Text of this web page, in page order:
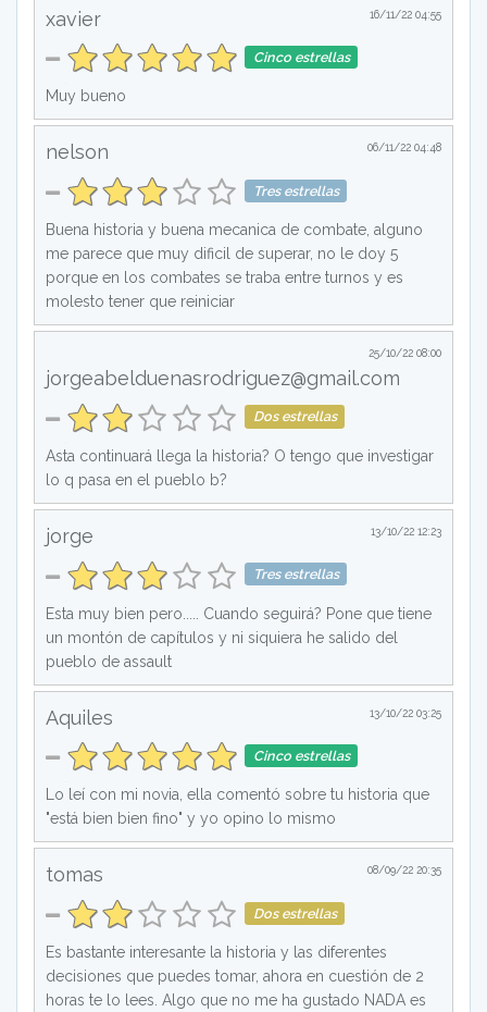
16/11/22 04:55
xavier
Cinco estrellas
Muy bueno
06/11/22 04:48
nelson
Tres estrellas
Buena historia y buena mecanica de combate, alguno
me parece que muy dificil de superar, no le doy 5
porque en los combates se traba entre turnos y es
molesto tener que reiniciar
25/10/22 08:00
jorgeabelduenasrodriguez@gmail.com
Dos estrellas
Asta continuará llega la historia? O tengo que investigar
lo q pasa en el pueblo b?
13/10/22 12:23
jorge
Tres estrellas
Esta muy bien pero..... Cuando seguirá? Pone que tiene
un montón de capítulos y ni siquiera he salido del
pueblo de assault
13/10/22 03:25
Aquiles
Cinco estrellas
Lo leí con mi novia, ella comentó sobre tu historia que
"está bien bien fino" y yo opino lo mismo
08/09/22 20:35
tomas
Dos estrellas
Es bastante interesante la historia y las diferentes
decisiones que puedes tomar, ahora en cuestión de 2
horas te lo lees. Algo que no me ha gustado NADA es